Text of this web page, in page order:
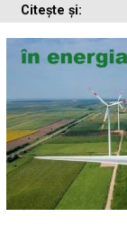
Citește și: